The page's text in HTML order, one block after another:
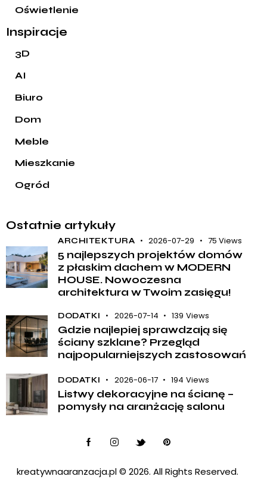
Oświetlenie
Inspiracje
3D
AI
Biuro
Dom
Meble
Mieszkanie
Ogród
Ostatnie artykuły
ARCHITEKTURA 2026-07-29 75 Views
5 najlepszych projektów domów
z płaskim dachem w MODERN
HOUSE. Nowoczesna
architektura w Twoim zasięgu!
DODATKI 2026-07-14 139 Views
Gdzie najlepiej sprawdzają się
ściany szklane? Przegląd
najpopularniejszych zastosowań
DODATKI 2026-06-17 194 Views
Listwy dekoracyjne na ścianę –
pomysły na aranżację salonu
kreatywnaaranzacja.pl© 2026. All Rights Reserved.